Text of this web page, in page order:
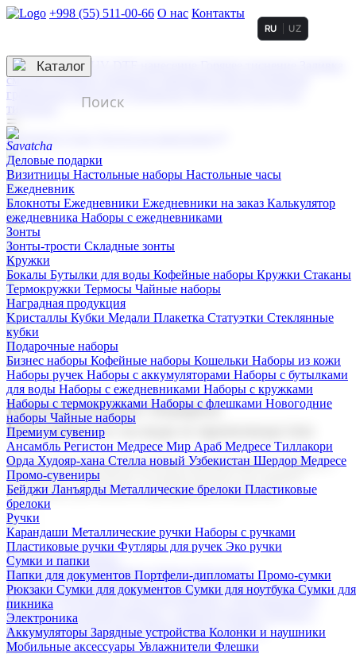
+998 (55) 511-00-66 О нас Контакты
3D гравировка
смолой (Doming)
гравировка твердая
тиснение
RU UZ
☰
Контакты
Каталог
Деловые подарки
Визитницы Настольные наборы Настольные часы
Ежедневник
Блокноты Ежедневники Ежедневники на заказ Калькулятор
ежедневника Наборы с ежедневниками
Зонты
Зонты-трости Складные зонты
Кружки
Бокалы Бутылки для воды Кофейные наборы Кружки Стаканы
Термокружки Термосы Чайные наборы
Наградная продукция
Kристаллы Кубки Медали Плакетка Статуэтки Стеклянные
кубки
Подарочные наборы
Бизнес наборы Кофейные наборы Кошельки Наборы из кожи
Наборы ручек Наборы с аккумуляторами Наборы с бутылками
для воды Наборы с ежедневниками Наборы с кружками
Наборы с термокружками Наборы с флешками Новогодние
наборы Чайные наборы
Премиум сувенир
Ансамбль Регистон Медресе Мир Араб Медресе Тиллакори
Орда Худояр-хана Стелла новый Узбекистан Шердор Медресе
Промо-сувениры
Бейджи Ланъярды Металлические брелоки Пластиковые
брелоки
Ручки
Карандаши Металлические ручки Наборы с ручками
Пластиковые ручки Футляры для ручек Эко ручки
Сумки и папки
Папки для документов Портфели-дипломаты Промо-сумки
Рюкзаки Сумки для документов Сумки для ноутбука Сумки для
пикника
Электроника
Аккумуляторы Зарядные устройства Колонки и наушники
Мобильные аксессуары Увлажнители Флешки
Корпоративные подарки
Поставка со склада и производство
Мы предлагаем широкий выбор корпоративных подарков и
сувениров с логотипом. В нашем каталоге вы найдете
продукцию для бизнеса, мероприятия и клиентов.
Подарочные наборы
Бизнес наборыКофейные наборы Кошельки
Наборы из кожиНаборы ручекНаборы с аккумуляторами
Наборы с бутылками для воды
Наборы с ежедневниками
Наборы с кружками
флешкамиНовогодние наборыЧайные наборы